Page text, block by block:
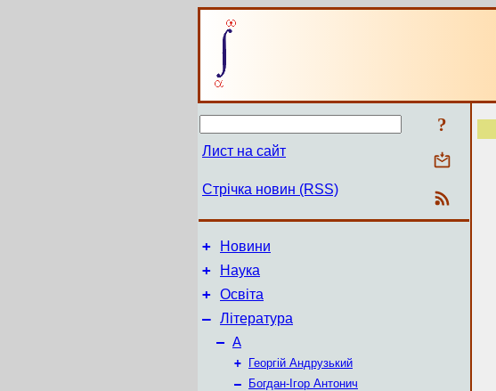
?
Лист на сайт
Стрічка новин (RSS)
+ Новини
+ Наука
+ Освіта
– Література
– А
+
Георгій Андрузький
–
Богдан-Ігор Антонич